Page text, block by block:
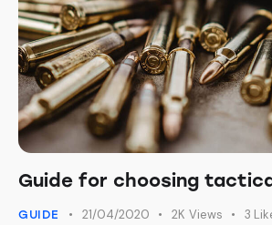
Guide for choosing
GUIDE 21/04/2020 2K Views 3